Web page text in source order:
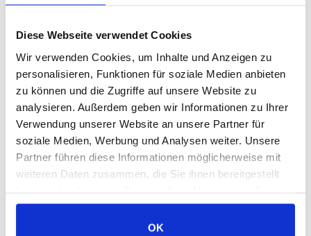
Diese Webseite verwendet Cookies
Wir verwenden Cookies, um Inhalte und Anzeigen zu
personalisieren, Funktionen für soziale Medien anbieten
zu können und die Zugriffe auf unsere Website zu
analysieren. Außerdem geben wir Informationen zu Ihrer
Verwendung unserer Website an unsere Partner für
soziale Medien, Werbung und Analysen weiter. Unsere
Partner führen diese Informationen möglicherweise mit
weiteren Daten zusammen, die Sie ihnen bereitgestellt
gesammelt haben.
OK
Die Bogenschützen des SV 1927
Ergebnisse bei der
Landesmeisterschaft 2026 in
Steinbach.Podestplatzierung und
Einzelerfolge: Starke Teamleistung: Die
Mannschaft 1972 SV Obertsrot 1 (R.M.
Gillen, H. Eyrisch, M. Schuster) bewies
Teamgeist und erkämpfte sich mit
insgesamt 1.327 Ringen den 5. Platz in
der Disziplin Blankbogen.